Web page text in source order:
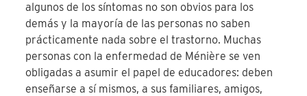
algunos de los síntomas no son obvios para los
demás y la mayoría de las personas no saben
prácticamente nada sobre el trastorno. Muchas
personas con la enfermedad de Ménière se ven
obligadas a asumir el papel de educadores: deben
enseñarse a sí mismos, a sus familiares, amigos,